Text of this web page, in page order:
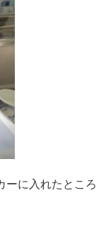
ーに入れたところ